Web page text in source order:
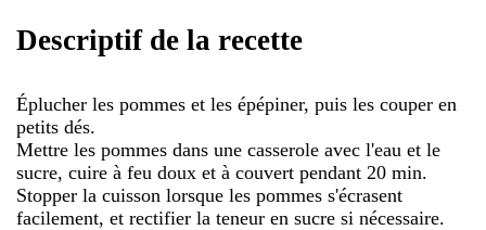
Descriptif de la recette
Éplucher les pommes et les épépiner, puis les couper en
petits dés.
Mettre les pommes dans une casserole avec l'eau et le
sucre, cuire à feu doux et à couvert pendant 20 min.
Stopper la cuisson lorsque les pommes s'écrasent
facilement, et rectifier la teneur en sucre si nécessaire.